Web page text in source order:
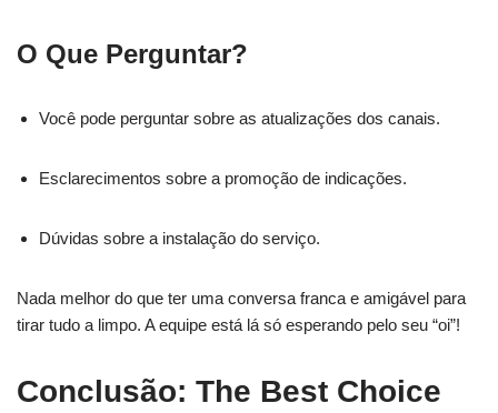
O Que Perguntar?
Você pode perguntar sobre as atualizações dos canais.
Esclarecimentos sobre a promoção de indicações.
Dúvidas sobre a instalação do serviço.
Nada melhor do que ter uma conversa franca e amigável para
tirar tudo a limpo. A equipe está lá só esperando pelo seu “oi”!
Conclusão: The Best Choice